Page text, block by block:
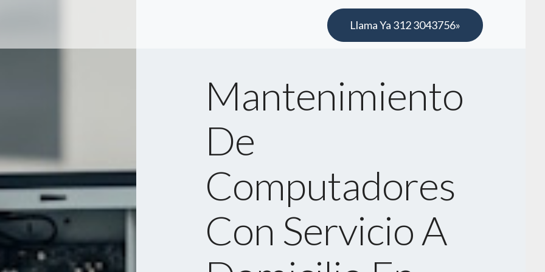
Llama Ya 312 3043756»
Mantenimiento
De
Computadores
Con Servicio A